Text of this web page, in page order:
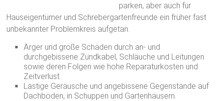
parken, aber auch für
Hauseigentümer und Schrebergartenfreunde ein früher fast
unbekannter Problemkreis aufgetan.
Ärger und große Schäden durch an- und
durchgebissene Zündkabel, Schläuche und Leitungen
sowie deren Folgen wie hohe Reparaturkosten und
Zeitverlust.
Lästige Geräusche und angebissene Gegenstände auf
Dachböden, in Schuppen und Gartenhäusern.